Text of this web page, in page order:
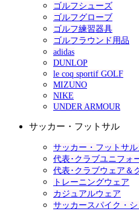
ゴルフシューズ
ゴルフグローブ
ゴルフ練習器具
ゴルフラウンド用品
adidas
DUNLOP
le coq sportif GOLF
MIZUNO
NIKE
UNDER ARMOUR
サッカー・フットサル
サッカー・フットサ
代表･クラブユニフォ
代表･クラブウェア＆
トレーニングウェア
カジュアルウェア
サッカースパイク・